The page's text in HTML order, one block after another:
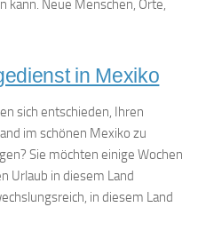
kann. Neue Menschen, Orte,
in Mexiko
sich entschieden, Ihren
im schönen Mexiko zu
Sie möchten einige Wochen
Urlaub in diesem Land
in diesem Land